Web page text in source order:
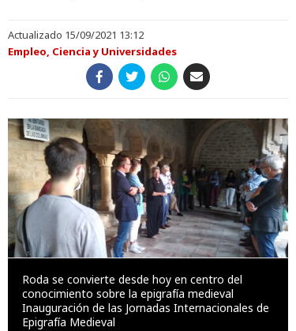
Actualizado 15/09/2021 13:12
Empleo, Ciencia y Universidades
Roda se convierte desde hoy en centro del
conocimiento sobre la epigrafía medieval
Inauguración de las Jornadas Internacionales de
Epigrafía Medieval